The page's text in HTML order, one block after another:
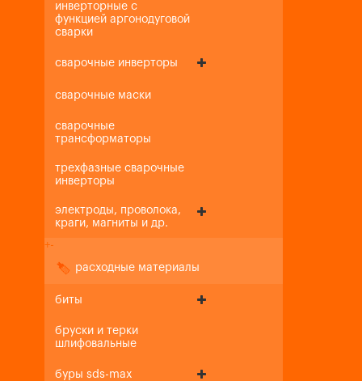
инверторные с
функцией аргонодуговой
сварки
сварочные инверторы
сварочные маски
сварочные
трансформаторы
трехфазные сварочные
инверторы
электроды, проволока,
краги, магниты и др.
+-
расходные материалы
биты
бруски и терки
шлифовальные
буры sds-max